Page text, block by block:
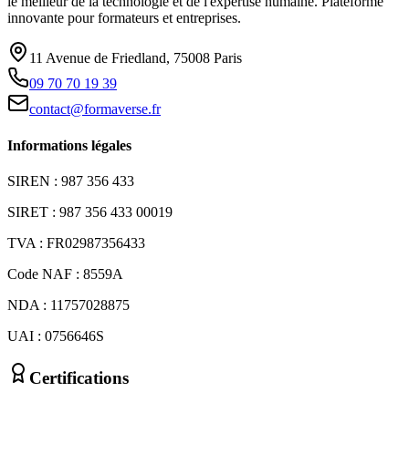
innovante pour formateurs et entreprises.
11 Avenue de Friedland, 75008 Paris
09 70 70 19 39
contact@formaverse.fr
Informations légales
SIREN : 987 356 433
SIRET : 987 356 433 00019
TVA : FR02987356433
Code NAF : 8559A
NDA : 11757028875
UAI : 0756646S
Certifications